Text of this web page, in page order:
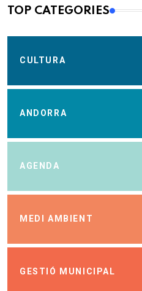
TOP CATEGORIES
CULTURA
ANDORRA
AGENDA
MEDI AMBIENT
GESTIÓ MUNICIPAL